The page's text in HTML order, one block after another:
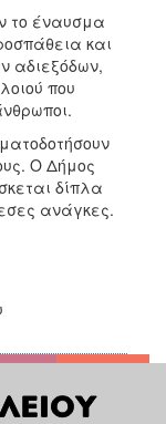
το έναυσμα
και
αδιεξόδων,
που
Ο Δήμος
δίπλα
ανάγκες.